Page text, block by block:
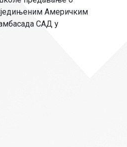
Физичко васпитање
Америчким
САД у